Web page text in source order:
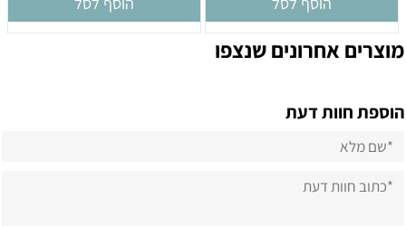
מוצרים אחרונים שנצפו
הוספת חוות דעת